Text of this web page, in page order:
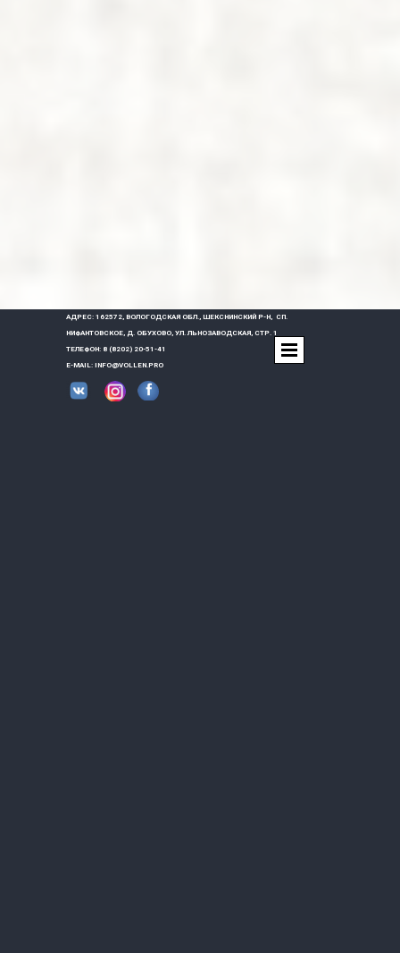
АДРЕС: 162572, ВОЛОГОДСКАЯ ОБЛ., ШЕКСНИНСКИЙ Р-Н, СП.
НИФАНТОВСКОЕ, Д. ОБУХОВО, УЛ. ЛЬНОЗАВОДСКАЯ, СТР. 1
ТЕЛЕФОН: 8 (8202) 20-51-41
E-MAIL: INFO@VOLLEN.PRO